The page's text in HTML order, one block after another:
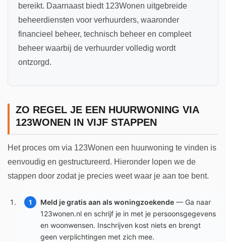
bereikt. Daarnaast biedt 123Wonen uitgebreide
beheerdiensten voor verhuurders, waaronder
financieel beheer, technisch beheer en compleet
beheer waarbij de verhuurder volledig wordt
ontzorgd.
ZO REGEL JE EEN HUURWONING VIA
123WONEN IN VIJF STAPPEN
Het proces om via 123Wonen een huurwoning te vinden is
eenvoudig en gestructureerd. Hieronder lopen we de
stappen door zodat je precies weet waar je aan toe bent.
Meld je gratis aan als woningzoekende — Ga naar
123wonen.nl en schrijf je in met je persoonsgegevens
en woonwensen. Inschrijven kost niets en brengt
geen verplichtingen met zich mee.